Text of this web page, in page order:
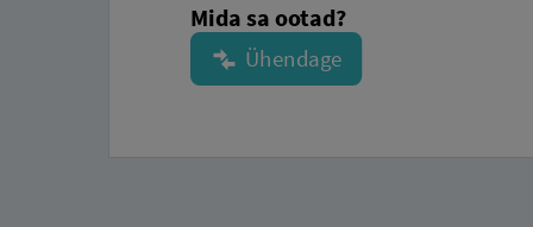
Mida sa ootad?